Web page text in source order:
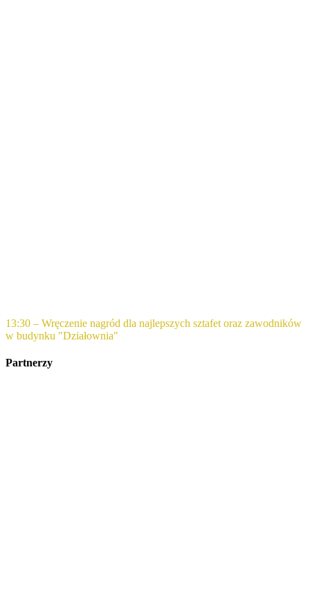
13:30 – Wręczenie nagród dla najlepszych sztafet oraz zawodników
w budynku "Działownia"
Partnerzy